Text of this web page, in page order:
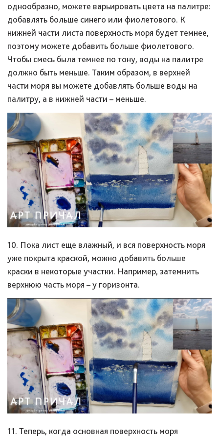
однообразно, можете варьировать цвета на палитре:
добавлять больше синего или фиолетового. К
нижней части листа поверхность моря будет темнее,
поэтому можете добавить больше фиолетового.
Чтобы смесь была темнее по тону, воды на палитре
должно быть меньше. Таким образом, в верхней
части моря вы можете добавлять больше воды на
палитру, а в нижней части – меньше.
10. Пока лист еще влажный, и вся поверхность моря
уже покрыта краской, можно добавить больше
краски в некоторые участки. Например, затемнить
верхнюю часть моря – у горизонта.
11. Теперь, когда основная поверхность моря